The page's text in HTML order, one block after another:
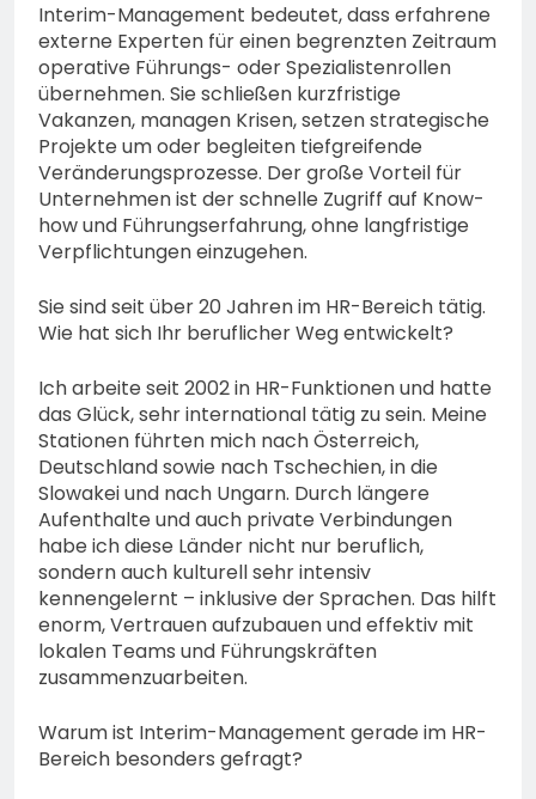
Interim-Management bedeutet, dass erfahrene
externe Experten für einen begrenzten Zeitraum
operative Führungs- oder Spezialistenrollen
übernehmen. Sie schließen kurzfristige
Vakanzen, managen Krisen, setzen strategische
Projekte um oder begleiten tiefgreifende
Veränderungsprozesse. Der große Vorteil für
Unternehmen ist der schnelle Zugriff auf Know-
how und Führungserfahrung, ohne langfristige
Verpflichtungen einzugehen.
Sie sind seit über 20 Jahren im HR-Bereich tätig.
Wie hat sich Ihr beruflicher Weg entwickelt?
Ich arbeite seit 2002 in HR-Funktionen und hatte
das Glück, sehr international tätig zu sein. Meine
Stationen führten mich nach Österreich,
Deutschland sowie nach Tschechien, in die
Slowakei und nach Ungarn. Durch längere
Aufenthalte und auch private Verbindungen
habe ich diese Länder nicht nur beruflich,
sondern auch kulturell sehr intensiv
kennengelernt – inklusive der Sprachen. Das hilft
enorm, Vertrauen aufzubauen und effektiv mit
lokalen Teams und Führungskräften
zusammenzuarbeiten.
Warum ist Interim-Management gerade im HR-
Bereich besonders gefragt?